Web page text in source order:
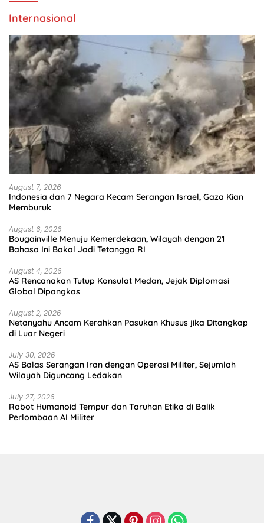
Internasional
August 7, 2026
Indonesia dan 7 Negara Kecam Serangan Israel, Gaza Kian
Memburuk
August 6, 2026
Bougainville Menuju Kemerdekaan, Wilayah dengan 21
Bahasa Ini Bakal Jadi Tetangga RI
August 4, 2026
AS Rencanakan Tutup Konsulat Medan, Jejak Diplomasi
Global Dipangkas
August 2, 2026
Netanyahu Ancam Kerahkan Pasukan Khusus jika Ditangkap
di Luar Negeri
July 30, 2026
AS Balas Serangan Iran dengan Operasi Militer, Sejumlah
Wilayah Diguncang Ledakan
July 27, 2026
Robot Humanoid Tempur dan Taruhan Etika di Balik
Perlombaan AI Militer